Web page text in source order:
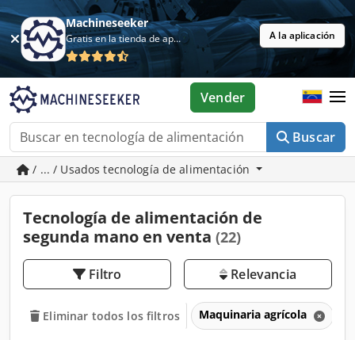
Machineseeker
Gratis en la tienda de aplicaciones A la aplicación
Buscar
Vender
/ ... / Usados tecnología de alimentación
Tecnología de alimentación de
segunda mano en venta (22)
Filtro Relevancia
Eliminar todos los filtros Maquinaria agrícola